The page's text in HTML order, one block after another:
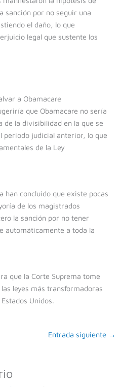
sanción por no seguir una
el daño, lo que
legal que sustente los
a Obamacare
que Obamacare no sería
de la divisibilidad en la que se
periodo judicial anterior, lo que
de la Ley
han concluido que existe pocas
de los magistrados
la sanción por no tener
automáticamente a toda la
que la Corte Suprema tome
leyes más transformadoras
Unidos.
Entrada siguiente →